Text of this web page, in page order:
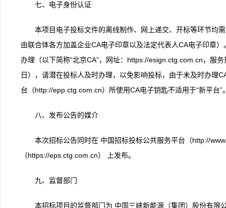
七、电子身份认证
本项目电子投标文件的离线制作、网上递交、开标等环节均
由联合体各方加盖企业CA电子印章以及法定代表人CA电子印章
办理（以下简称“北京CA”，网址：https://esign.ctg.com.cn，服
日），请潜在投标人及时办理，以免影响投标，由于未及时办理
台（http://epp.ctg.com.cn）所使用CA电子钥匙不适用于“新平台”
八、发布公告的媒介
本次招标公告同时在 中国招标投标公共服务平台（http://
（https://eps.ctg.com.cn） 上发布。
九、监督部门
本招标项目的监督部门为 中国三峡新能源（集团）股份有